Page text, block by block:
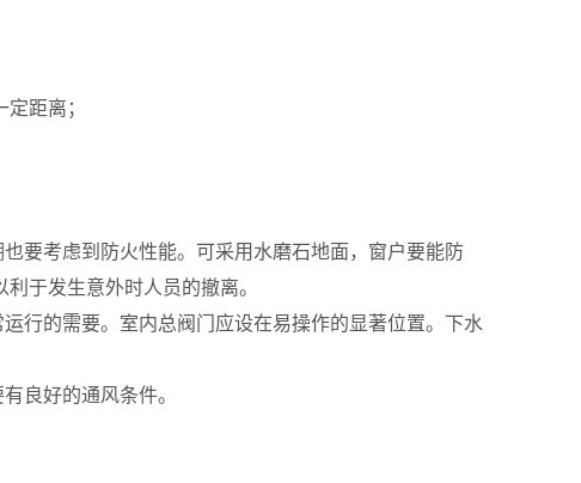
距离；
要考虑到防火性能。可采用水磨石地面，窗户要能防
于发生意外时人员的撤离。
行的需要。室内总阀门应设在易操作的显著位置。下水
良好的通风条件。